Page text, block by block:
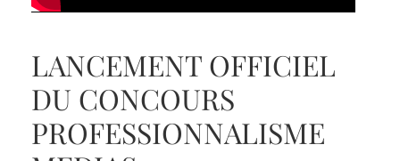
LANCEMENT OFFICIEL
DU CONCOURS
PROFESSIONNALISME